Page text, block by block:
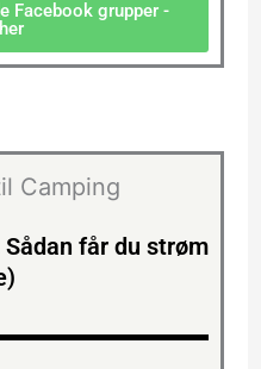
Facebook grupper -
får du strøm